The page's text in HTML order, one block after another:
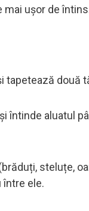
ușor de
tapetează două
întinde aluatul
steluțe,
ele.